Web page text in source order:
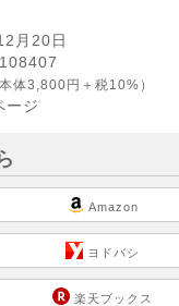
月20日
本体3,800円＋税10%）
ージ
Amazon
ヨドバシ
楽天ブックス